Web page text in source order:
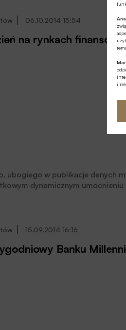
i
06.10.2014 15:54
na rynkach
ubogiego w publikacje danych
dynamicznym
15.09.2014 16:16
Banku